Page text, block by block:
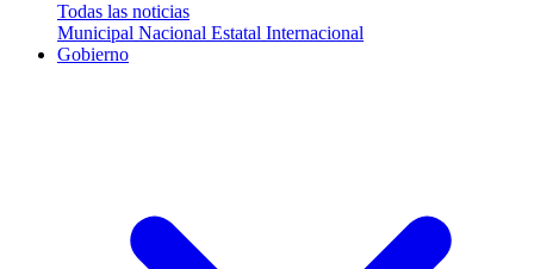
Todas las noticias
Municipal Nacional Estatal Internacional
Gobierno